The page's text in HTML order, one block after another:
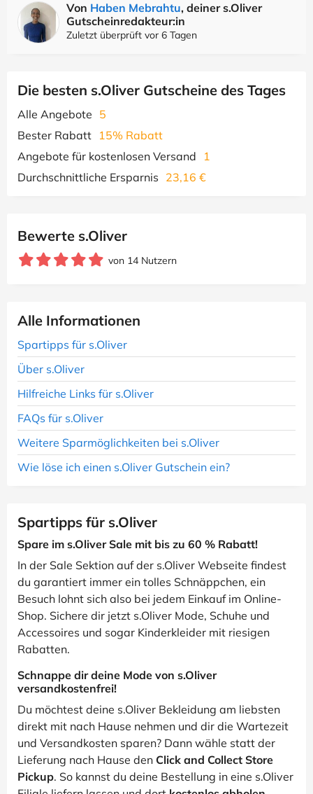
Von Haben Mebrahtu, deiner s.Oliver
Gutscheinredakteur:in
Zuletzt überprüft vor 6 Tagen
Die besten s.Oliver Gutscheine des Tages
Alle Angebote 5
Bester Rabatt 15% Rabatt
Angebote für kostenlosen Versand
1
Durchschnittliche Ersparnis 23,16 €
Bewerte s.Oliver
von 14 Nutzern
Alle Informationen
Spartipps für s.Oliver
Über s.Oliver
Hilfreiche Links für s.Oliver
FAQs für s.Oliver
Weitere Sparmöglichkeiten bei s.Oliver
Wie löse ich einen s.Oliver Gutschein ein?
Spartipps für s.Oliver
Spare im s.Oliver Sale mit bis zu 60 % Rabatt!
In der Sale Sektion auf der s.Oliver Webseite findest
du garantiert immer ein tolles Schnäppchen, ein
Besuch lohnt sich also bei jedem Einkauf im Online-
Shop. Sichere dir jetzt s.Oliver Mode, Schuhe und
Accessoires und sogar Kinderkleider mit riesigen
Rabatten.
Schnappe dir deine Mode von s.Oliver
versandkostenfrei!
Du möchtest deine s.Oliver Bekleidung am liebsten
direkt mit nach Hause nehmen und dir die Wartezeit
und Versandkosten sparen? Dann wähle statt der
Lieferung nach Hause den Click and Collect Store
Pickup. So kannst du deine Bestellung in eine s.Oliver